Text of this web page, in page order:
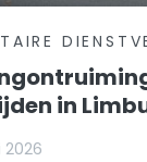
in
2026